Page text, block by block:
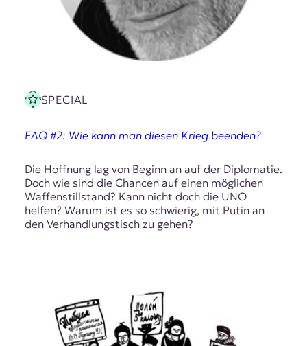
SPECIAL
FAQ #2: Wie kann man diesen Krieg beenden?
Die Hoffnung lag von Beginn an auf der Diplomatie.
Doch wie sind die Chancen auf einen möglichen
Waffenstillstand? Kann nicht doch die UNO
helfen? Warum ist es so schwierig, mit Putin an
den Verhandlungstisch zu gehen?